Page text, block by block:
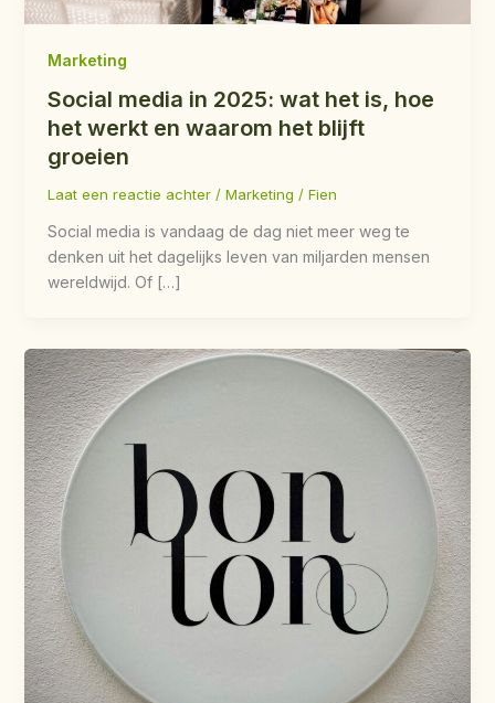
Marketing
Social media in 2025: wat het is, hoe
het werkt en waarom het blijft
groeien
Laat een reactie achter / Marketing / Fien
Social media is vandaag de dag niet meer weg te
denken uit het dagelijks leven van miljarden mensen
wereldwijd. Of […]